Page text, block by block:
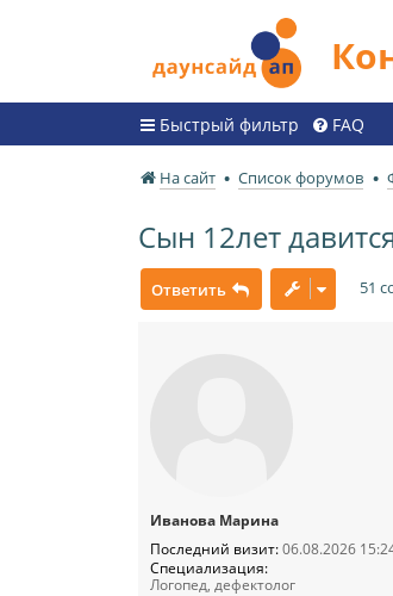
Быстрый фильтр FAQ
На сайт Список форумов
Сын 12лет
Ответить 51
Иванова Марина
Последний визит:06.08.2026
Специализация:
Логопед, дефектолог